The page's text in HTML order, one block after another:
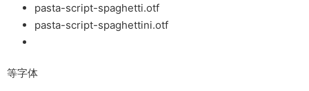
pasta-script-spaghetti.otf
pasta-script-spaghettini.otf
等字体